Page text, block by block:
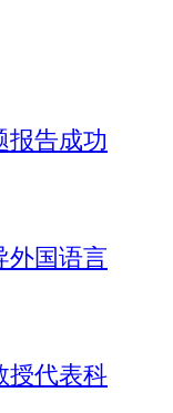
报告成功
外国语言
授代表科